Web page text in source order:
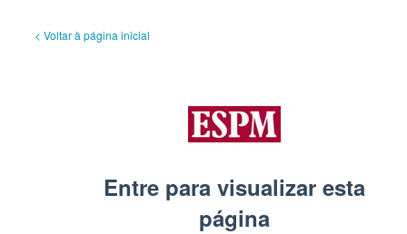
< Voltar à página inicial
Entre para visualizar esta
página